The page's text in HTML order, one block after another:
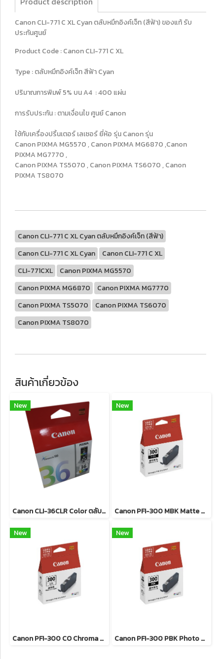
Canon CLI-771 C XL Cyan ตลับหมึกอิงค์เจ็ท (สีฟ้า) ของแท้ รับ
ประกันศูนย์
Product Code : Canon CLI-771 C XL
Type : ตลับหมึกอิงค์เจ็ท สีฟ้า Cyan
ปริมาณการพิมพ์ 5% บน A4 : 400 แผ่น
การรับประกัน : ตามเงื่อนไข ศูนย์ Canon
ใช้กับเครื่องปริ้นเตอร์ เลเซอร์ ยี่ห้อ รุ่น Canon รุ่น
Canon PIXMA MG5570 , Canon PIXMA MG6870 ,Canon
PIXMA MG7770 ,
Canon PIXMA TS5070 , Canon PIXMA TS6070 , Canon
PIXMA TS8070
Canon CLI-771 C XL Cyan ตลับหมึกอิงค์เจ็ท (สีฟ้า)
Canon CLI-771 C XL Cyan
Canon CLI-771 C XL
CLI-771CXL
Canon PIXMA MG5570
Canon PIXMA MG6870
Canon PIXMA MG7770
Canon PIXMA TS5070
Canon PIXMA TS6070
Canon PIXMA TS8070
สินค้าเกี่ยวข้อง
New
Canon CLI-36CLR Color ตลับหมึกอิงค์เจ็ท ( 3 สี ) ของแท้ รับประกันศูนย์
New
Canon PFI-300 MBK Matte Black ตลับหมึกอิงค์เจ็ท (สีดำด้าน) ของแท้ รับประกันศูนย์
New
Canon PFI-300 CO Chroma Optimizer ตลับหมึกอิงค์เจ็ท ของแท้ รับประกันศูนย์
New
Canon PFI-300 PBK Photo Black ตลับหมึกอิงค์เจ็ท (สีดำโฟโต้) ของแท้ รับประกันศูนย์